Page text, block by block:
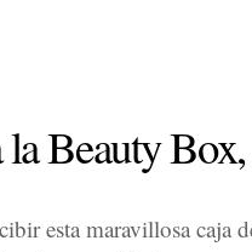
Beauty
esta maravillosa